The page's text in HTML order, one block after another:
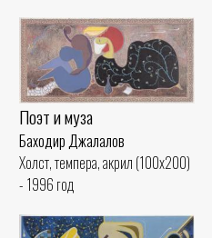
Поэт и муза
Баходир Джалалов
Холст, темпера, акрил (100x200)
- 1996 год